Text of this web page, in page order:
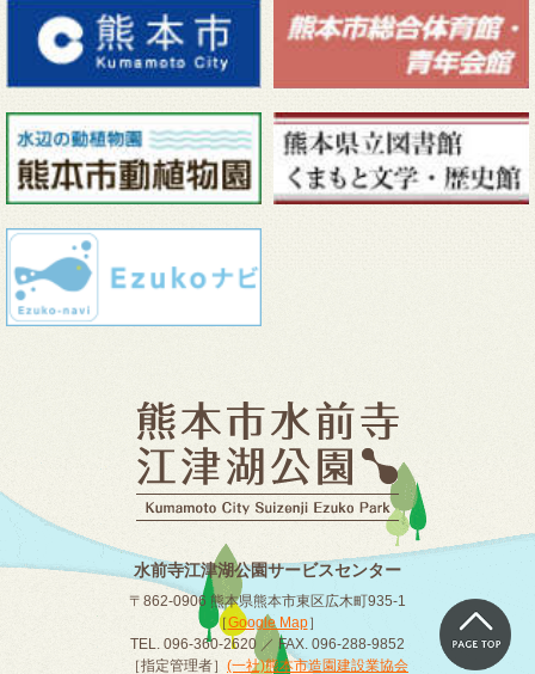
水前寺江津湖公園サービスセンター
〒862-0906 熊本県熊本市東区広木町935-1
［Google Map］
TEL. 096-360-2620 ／ FAX. 096-288-9852
［指定管理者］ (一社)熊本市造園建設業協会